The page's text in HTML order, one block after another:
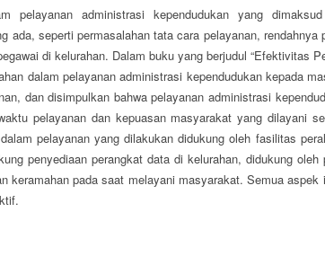
pelayanan administrasi kependudukan yang
ada, seperti permasalahan tata cara pelayanan,
di kelurahan. Dalam buku yang berjudul “Efektivitas
dalam pelayanan administrasi kependudukan kepada
dan disimpulkan bahwa pelayanan administrasi
pelayanan dan kepuasan masyarakat yang dilayani
pelayanan yang dilakukan didukung oleh fasilitas
penyediaan perangkat data di kelurahan, didukung
keramahan pada saat melayani masyarakat. Semua